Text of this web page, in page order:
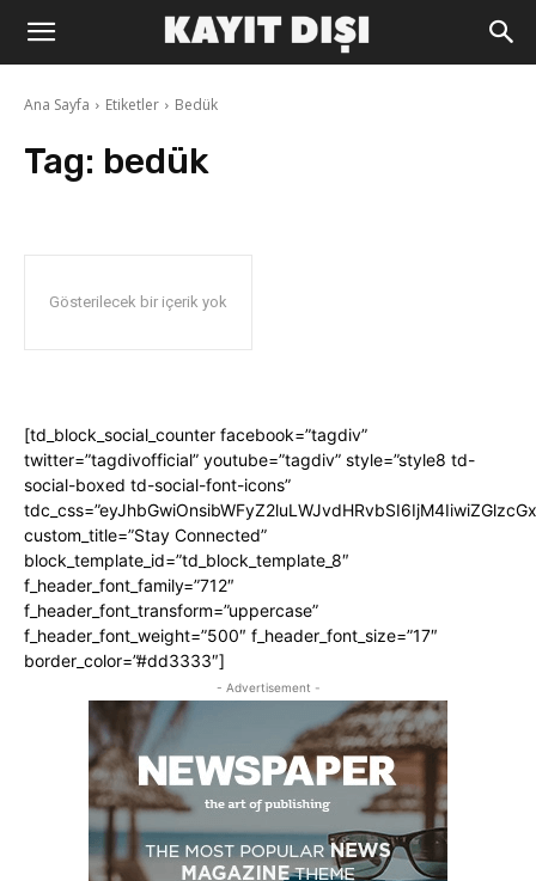
Ana Sayfa Etiketler Bedük
Tag: bedük
Gösterilecek bir içerik yok
[td_block_social_counter facebook=”tagdiv”
twitter=”tagdivofficial” youtube=”tagdiv” style=”style8 td-
social-boxed td-social-font-icons”
custom_title=”Stay Connected”
block_template_id=”td_block_template_8″
f_header_font_family=”712″
f_header_font_transform=”uppercase”
f_header_font_weight=”500″ f_header_font_size=”17″
border_color=”#dd3333″]
- Advertisement -